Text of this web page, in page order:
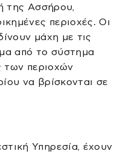
της Ασσήρου,
περιοχές. Οι
μάχη με τις
από το σύστημα
των περιοχών
να βρίσκονται σε
Υπηρεσία, έχουν